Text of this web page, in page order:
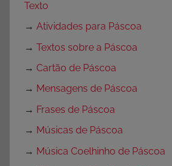
Texto
→ Atividades para Páscoa
→ Textos sobre a Páscoa
→ Cartão de Páscoa
→ Mensagens de Páscoa
→ Frases de Páscoa
→ Músicas de Páscoa
→ Música Coelhinho de Páscoa